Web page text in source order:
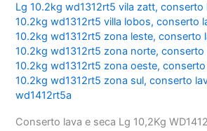
Lg 10.2kg wd1312rt5 vila zatt,conserto
10.2kg wd1312rt5 villa lobos,conserto
10.2kg wd1312rt5 zona leste,conserto
10.2kg wd1312rt5 zona norte,conserto
10.2kg wd1312rt5 zona oeste,conserto
10.2kg wd1312rt5 zona sul,conserto
wd1412rt5a
Conserto lava e seca Lg 10,2Kg